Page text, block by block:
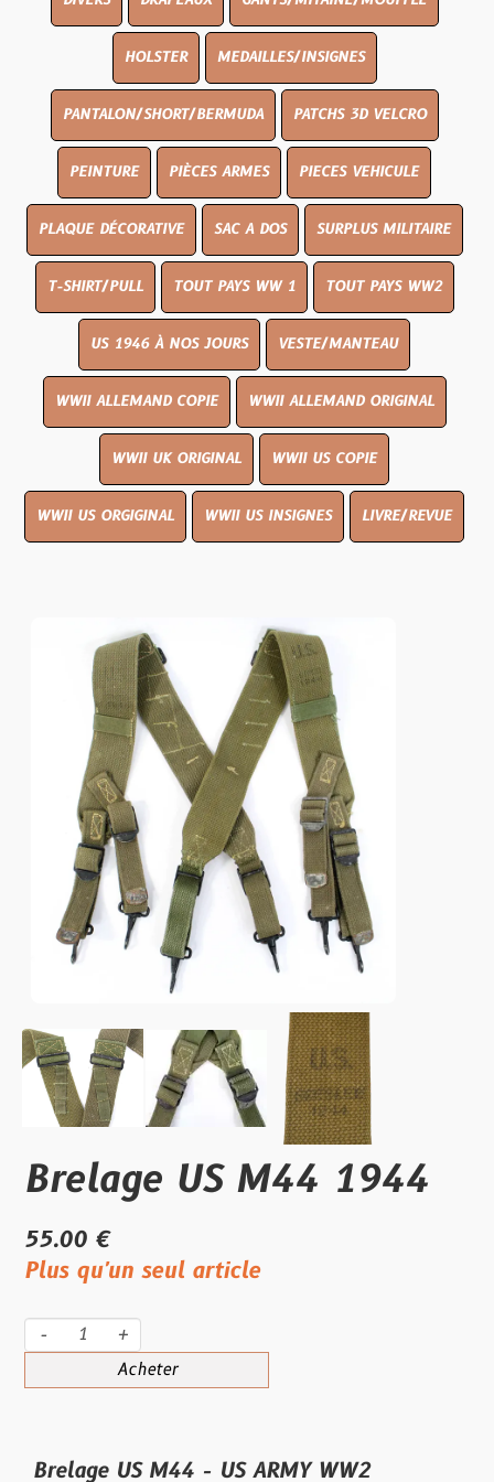
HOLSTER MEDAILLES/INSIGNES
PANTALON/SHORT/BERMUDA PATCHS 3D VELCRO
PEINTURE PIÈCES ARMES PIECES VEHICULE
PLAQUE DÉCORATIVE SAC A DOS SURPLUS MILITAIRE
T-SHIRT/PULL TOUT PAYS WW 1 TOUT PAYS WW2
US 1946 À NOS JOURS VESTE/MANTEAU
WWII ALLEMAND COPIE WWII ALLEMAND ORIGINAL
WWII UK ORIGINAL WWII US COPIE
WWII US ORGIGINAL WWII US INSIGNES LIVRE/REVUE
Brelage US M44 1944
55.00 €
Plus qu'un seul article
- +
Acheter
Brelage US M44 - US ARMY WW2